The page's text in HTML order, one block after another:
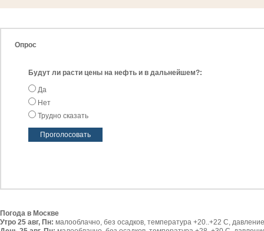
Опрос
Будут ли расти цены на нефть и в дальнейшем?:
Да
Нет
Трудно сказать
Погода в Москве
Утро 25 авг, Пн: малооблачно, без осадков, температура +20..+22 С,